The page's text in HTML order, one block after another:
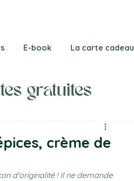
E-book La carte cadeau
gratuites
crème de
d'originalité ! Il ne demande